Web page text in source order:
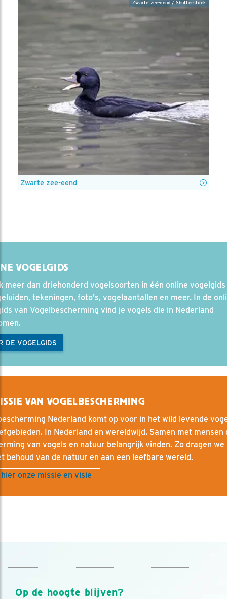
Zwarte zee-eend
Zwarte zee-eend / Shutterstock
VOGELGIDS
meer dan driehonderd vogelsoorten in één online
tekeningen, foto's, vogelaantallen en meer. In de
van Vogelbescherming vind je vogels die in Nederland
DE VOGELGIDS
VAN VOGELBESCHERMING
Nederland komt op voor in het wild levende
In Nederland en wereldwijd. Samen met mensen
van vogels en natuur belangrijk vinden. Zo dragen we
behoud van de natuur en aan een leefbare wereld.
onze missie en visie
Op de hoogte blijven?